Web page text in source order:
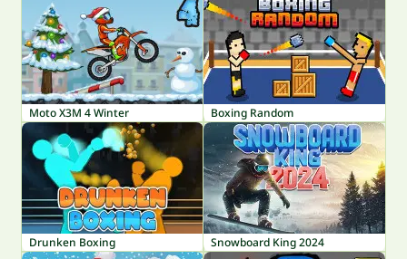
Moto X3M 4 Winter Boxing Random
Drunken Boxing Snowboard King 2024